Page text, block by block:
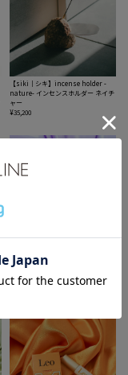
【siki｜シキ】incense holder -
nature- インセンスホルダー ネイチ
ャー
¥35,200
【I fragrance｜アイフレグラン
ス】I fragrance Aquarius《水瓶